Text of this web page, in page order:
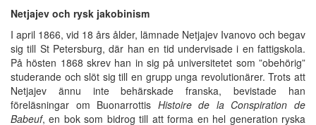
Netjajev och rysk jakobinism
I april 1866, vid 18 års ålder, lämnade Netjajev Ivanovo och begav
sig till St Petersburg, där han en tid undervisade i en fattigskola.
På hösten 1868 skrev han in sig på universitetet som ”obehörig”
studerande och slöt sig till en grupp unga revolutionärer. Trots att
Netjajev ännu inte behärskade franska, bevistade han
föreläsningar om Buonarrottis Histoire de la Conspiration de
Babeuf, en bok som bidrog till att forma en hel generation ryska